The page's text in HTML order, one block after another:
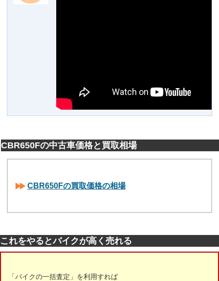
CBR650Fの中古車価格と買取相場
CBR650Fの買取価格の相場
これをやるとバイクが高く売れる
「バイクの一括査定」を利用すれば